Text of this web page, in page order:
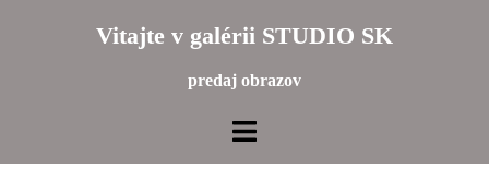
Vitajte v galérii STUDIO SK
predaj obrazov